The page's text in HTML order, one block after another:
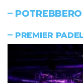
PREMIER